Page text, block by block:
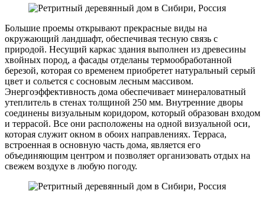
Большие проемы открывают прекрасные виды на
окружающий ландшафт, обеспечивая тесную связь с
природой. Несущий каркас здания выполнен из древесины
хвойных пород, а фасады отделаны термообработанной
березой, которая со временем приобретет натуральный серый
цвет и сольется с сосновым лесным массивом.
Энергоэффективность дома обеспечивает минераловатный
утеплитель в стенах толщиной 250 мм. Внутренние дворы
соединены визуальным коридором, который образован входом
и террасой. Все они расположены на одной визуальной оси,
которая служит окном в обоих направлениях. Терраса,
встроенная в основную часть дома, является его
объединяющим центром и позволяет организовать отдых на
свежем воздухе в любую погоду.